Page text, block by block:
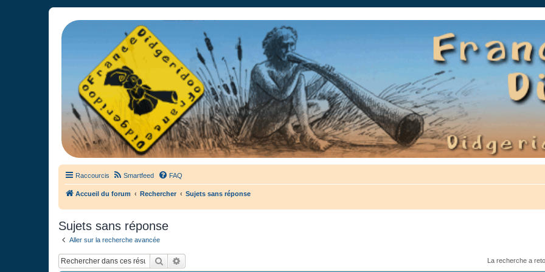
France Didgeridoo
Didgeridoo et Guimbarde sur France Didgeridoo - retrouvez la communauté.
Raccourcis Smartfeed FAQ
Accueil du forum Rechercher Sujets sans réponse
Sujets sans réponse
Aller sur la recherche avancée
Rechercher La recherche a